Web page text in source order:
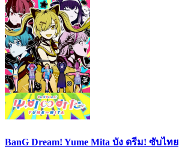
BanG Dream! Yume Mita บัง ดรีม! ซับไทย